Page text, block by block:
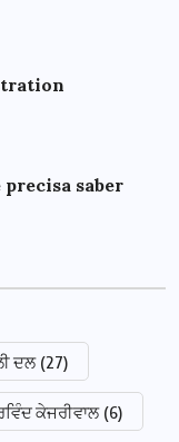
precisa saber
ਦਲ (27)
ਕੇਜਰੀਵਾਲ (6)